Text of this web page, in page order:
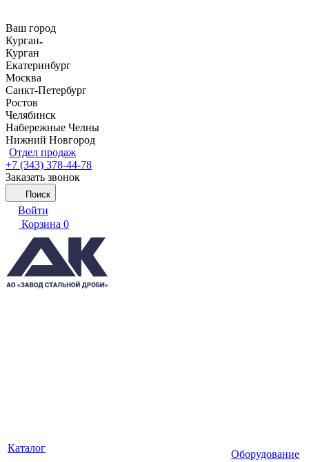
Ваш город
Курган
Курган
Екатеринбург
Москва
Санкт-Петербург
Ростов
Челябинск
Набережные Челны
Нижний Новгород
Отдел продаж
+7 (343) 378-44-78
Заказать звонок
Поиск
Войти
Корзина 0
Каталог
Оборудование